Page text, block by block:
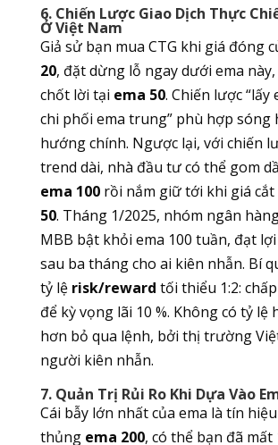
6. Chiến Lược Giao Dịch Thực
Ở Việt Nam
Giả sử bạn mua CTG khi giá đóng
20, đặt dừng lỗ ngay dưới ema
chốt lời tại ema 50. Chiến lược “lấy
chi phối ema trung” phù hợp sóng
hướng chính. Ngược lại, với chiến
trend dài, nhà đầu tư có thể gom
ema 100rồi nắm giữ tới khi giá cắt
50. Tháng 1/2025, nhóm ngân
MBB bật khỏi ema 100 tuần, đạt
sau ba tháng cho ai kiên nhẫn. Bí
tỷ lệ risk/reward tối thiểu 1:2:
để kỳ vọng lãi 10 %. Không có tỷ lệ
hơn bỏ qua lệnh, bởi thị trường
người kiên nhẫn.
7. Quản Trị Rủi Ro Khi Dựa Vào
Cái bẫy lớn nhất của ema là tín
thủng ema 200, có thể bạn đã mất